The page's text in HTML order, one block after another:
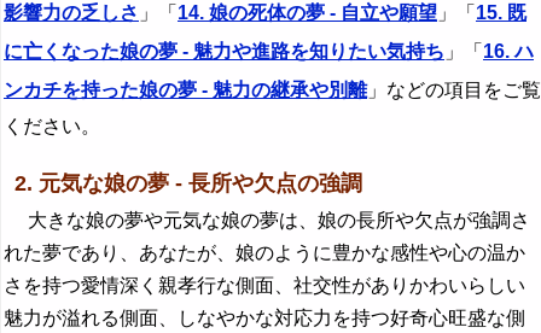
影響力の乏しさ 」「 14. 娘の死体の夢 - 自立や願望 」「 15. 既
に亡くなった娘の夢 - 魅力や進路を知りたい気持ち 」「 16. ハ
ンカチを持った娘の夢 - 魅力の継承や別離」などの項目をご覧
ください。
2. 元気な娘の夢 - 長所や欠点の強調
大きな娘の夢や元気な娘の夢は、娘の長所や欠点が強調さ
れた夢であり、あなたが、娘のように豊かな感性や心の温か
さを持つ愛情深く親孝行な側面、社交性がありかわいらしい
魅力が溢れる側面、しなやかな対応力を持つ好奇心旺盛な側